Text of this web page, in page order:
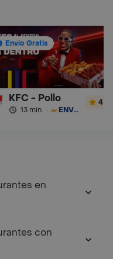
Envío Gratis
KFC - Pollo
13 min · ENVÍO GRATIS
4
en
con